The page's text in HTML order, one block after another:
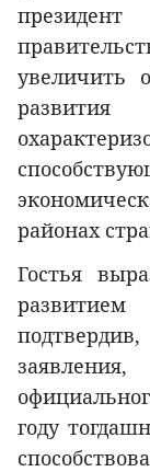
увеличить
районах
Гостья
году